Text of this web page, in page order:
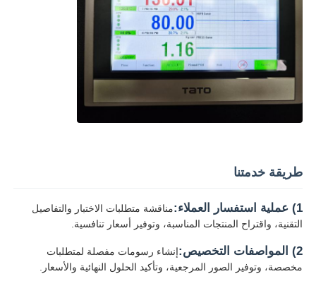
طريقة خدمتنا
1) عملية استفسار العملاء:
مناقشة متطلبات الاختبار والتفاصيل
التقنية، واقتراح المنتجات المناسبة، وتوفير أسعار تنافسية.
2) المواصفات التخصيص:
إنشاء رسومات مفصلة لمتطلبات
مخصصة، وتوفير الصور المرجعية، وتأكيد الحلول النهائية والأسعار.